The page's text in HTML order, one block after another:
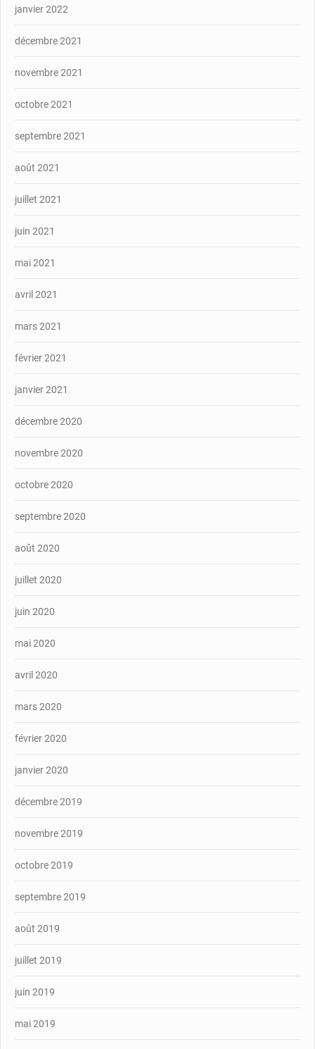
janvier 2022
décembre 2021
novembre 2021
octobre 2021
septembre 2021
août 2021
juillet 2021
juin 2021
mai 2021
avril 2021
mars 2021
février 2021
janvier 2021
décembre 2020
novembre 2020
octobre 2020
septembre 2020
août 2020
juillet 2020
juin 2020
mai 2020
avril 2020
mars 2020
février 2020
janvier 2020
décembre 2019
novembre 2019
octobre 2019
septembre 2019
août 2019
juillet 2019
juin 2019
mai 2019